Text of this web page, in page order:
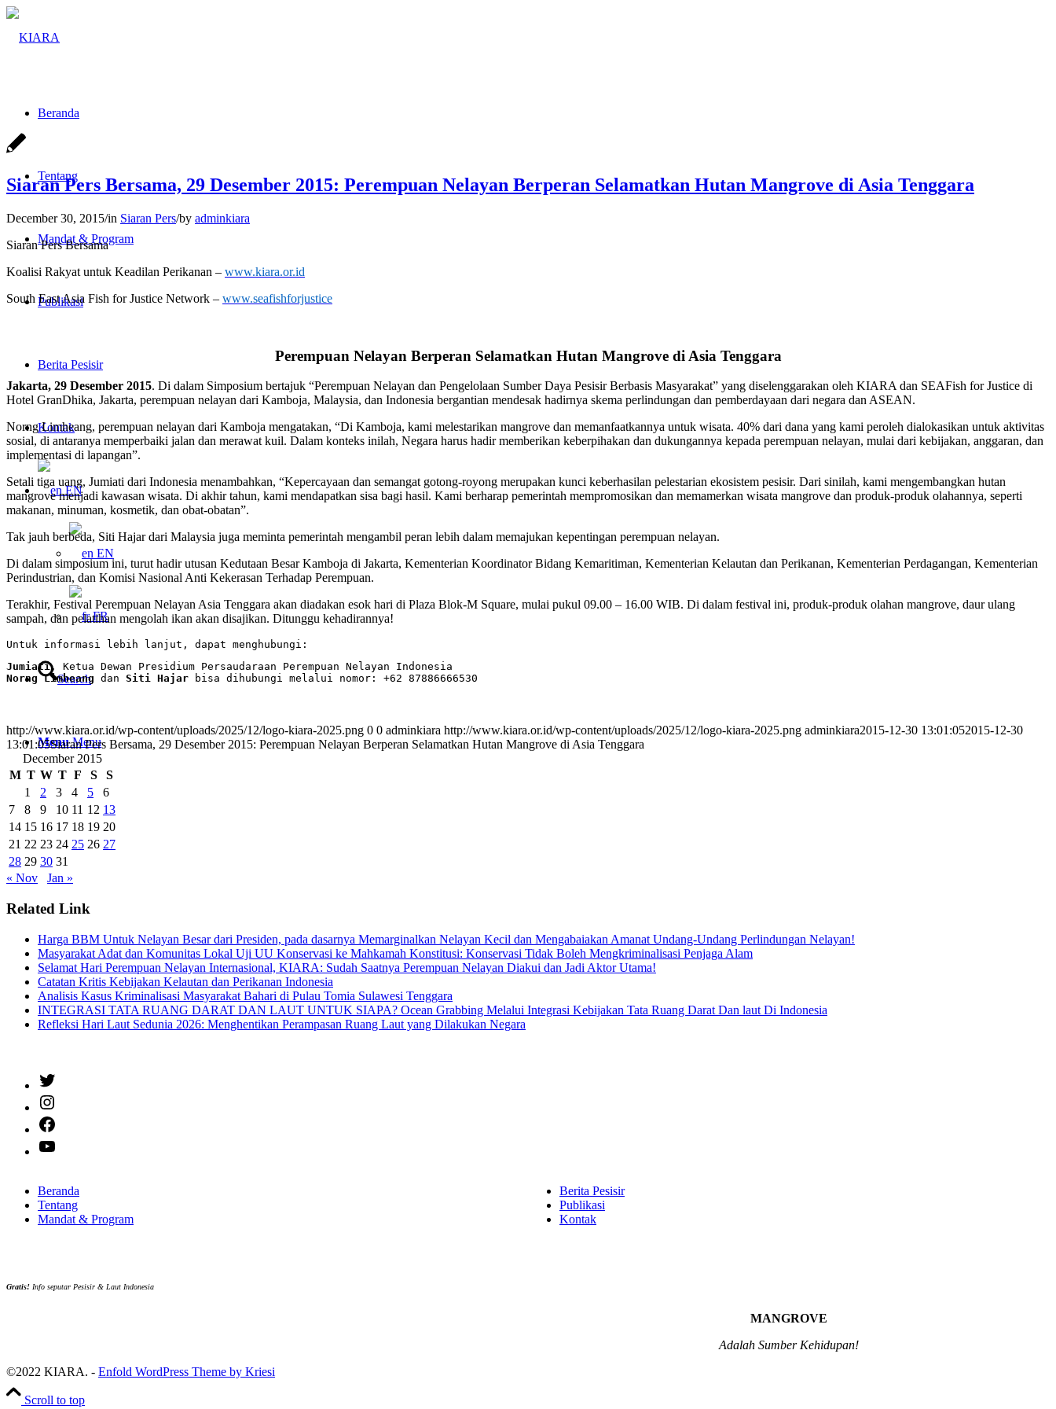
Beranda
Tentang
Mandat & Program
Publikasi
Berita Pesisir
Kontak
EN
EN
FR
Search
Menu Menu
Siaran Pers Bersama, 29 Desember 2015: Perempuan Nelayan Berperan Selamatkan Hutan Mangrove di Asia Tenggara
December 30, 2015/in Siaran Pers/by adminkiara
Siaran Pers Bersama
Koalisi Rakyat untuk Keadilan Perikanan – www.kiara.or.id
South East Asia Fish for Justice Network – www.seafishforjustice
Perempuan Nelayan Berperan Selamatkan Hutan Mangrove di Asia Tenggara
Jakarta, 29 Desember 2015. Di dalam Simposium bertajuk “Perempuan Nelayan dan Pengelolaan Sumber Daya Pesisir Berbasis Masyarakat” yang diselenggarakan oleh KIARA dan SEAFish for Justice di
Hotel GranDhika, Jakarta, perempuan nelayan dari Kamboja, Malaysia, dan Indonesia bergantian mendesak hadirnya skema perlindungan dan pemberdayaan dari negara dan ASEAN.
Norng Limheang, perempuan nelayan dari Kamboja mengatakan, “Di Kamboja, kami melestarikan mangrove dan memanfaatkannya untuk wisata. 40% dari dana yang kami peroleh dialokasikan untuk aktivitas
sosial, di antaranya memperbaiki jalan dan merawat kuil. Dalam konteks inilah, Negara harus hadir memberikan keberpihakan dan dukungannya kepada perempuan nelayan, mulai dari kebijakan, anggaran, dan
implementasi di lapangan”.
Setali tiga uang, Jumiati dari Indonesia menambahkan, “Kepercayaan dan semangat gotong-royong merupakan kunci keberhasilan pelestarian ekosistem pesisir. Dari sinilah, kami mengembangkan hutan
mangrove menjadi kawasan wisata. Di akhir tahun, kami mendapatkan sisa bagi hasil. Kami berharap pemerintah mempromosikan dan memamerkan wisata mangrove dan produk-produk olahannya, seperti
makanan, minuman, kosmetik, dan obat-obatan”.
Tak jauh berbeda, Siti Hajar dari Malaysia juga meminta pemerintah mengambil peran lebih dalam memajukan kepentingan perempuan nelayan.
Di dalam simposium ini, turut hadir utusan Kedutaan Besar Kamboja di Jakarta, Kementerian Koordinator Bidang Kemaritiman, Kementerian Kelautan dan Perikanan, Kementerian Perdagangan, Kementerian
Perindustrian, dan Komisi Nasional Anti Kekerasan Terhadap Perempuan.
Terakhir, Festival Perempuan Nelayan Asia Tenggara akan diadakan esok hari di Plaza Blok-M Square, mulai pukul 09.00 – 16.00 WIB. Di dalam festival ini, produk-produk olahan mangrove, daur ulang
sampah, dan pelatihan mengolah ikan akan disajikan. Ditunggu kehadirannya!
Untuk informasi lebih lanjut, dapat menghubungi:
Jumiati
Norng Limheang dan Siti Hajar
http://www.kiara.or.id/wp-content/uploads/2025/12/logo-kiara-2025.png 0 0 adminkiara http://www.kiara.or.id/wp-content/uploads/2025/12/logo-kiara-2025.png adminkiara2015-12-30 13:01:052015-12-30
13:01:05Siaran Pers Bersama, 29 Desember 2015: Perempuan Nelayan Berperan Selamatkan Hutan Mangrove di Asia Tenggara
December 2015
M T W T F S
S
1
2 3 4 5
6
7
8 9 10 11 12 13
14 15 16 17 18 19 20
21 22 23 24 25 26 27
28 29 30 31
« Nov
Jan »
Related Link
Harga BBM Untuk Nelayan Besar dari Presiden, pada dasarnya Memarginalkan Nelayan Kecil dan Mengabaiakan Amanat Undang-Undang Perlindungan Nelayan!
Masyarakat Adat dan Komunitas Lokal Uji UU Konservasi ke Mahkamah Konstitusi: Konservasi Tidak Boleh Mengkriminalisasi Penjaga Alam
Selamat Hari Perempuan Nelayan Internasional, KIARA: Sudah Saatnya Perempuan Nelayan Diakui dan Jadi Aktor Utama!
Catatan Kritis Kebijakan Kelautan dan Perikanan Indonesia
Analisis Kasus Kriminalisasi Masyarakat Bahari di Pulau Tomia Sulawesi Tenggara
INTEGRASI TATA RUANG DARAT DAN LAUT UNTUK SIAPA? Ocean Grabbing Melalui Integrasi Kebijakan Tata Ruang Darat Dan laut Di Indonesia
Refleksi Hari Laut Sedunia 2026: Menghentikan Perampasan Ruang Laut yang Dilakukan Negara
Beranda
Tentang
Mandat & Program
Berita Pesisir
Publikasi
Kontak
Gratis! Info seputar Pesisir & Laut Indonesia
MANGROVE
Adalah Sumber Kehidupan!
©2022 KIARA. - Enfold WordPress Theme by Kriesi
Scroll to top